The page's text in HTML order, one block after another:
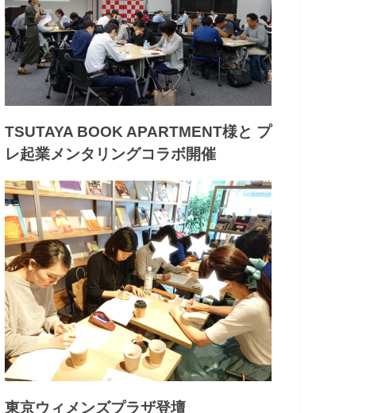
TSUTAYA BOOK APARTMENT様と プ
レ起業メンタリングコラボ開催
東京ウィメンズプラザ登壇